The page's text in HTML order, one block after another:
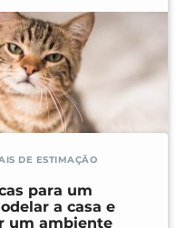
DE ESTIMAÇÃO
para um
a casa e
um ambiente